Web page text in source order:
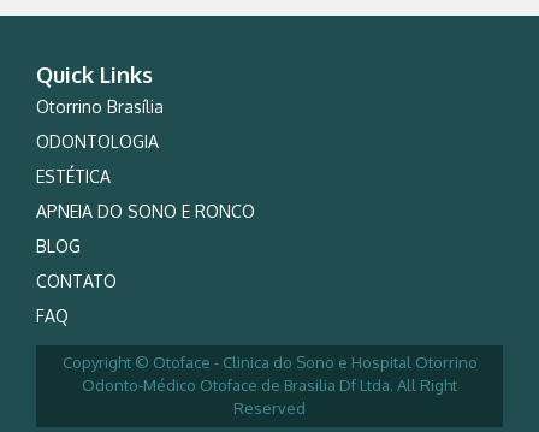
Quick Links
Otorrino Brasília
ODONTOLOGIA
ESTÉTICA
APNEIA DO SONO E RONCO
BLOG
CONTATO
FAQ
Copyright © Otoface - Clinica do Sono e Hospital Otorrino
Odonto-Médico Otoface de Brasilia Df Ltda. All Right
Reserved